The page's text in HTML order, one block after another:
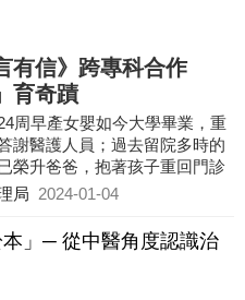
有信》跨專科合作
育奇蹟
周早產女嬰如今大學畢業，重
謝醫護人員；過去留院多時的
榮升爸爸，抱著孩子重回門診
局 2024-01-04
本」─ 從中醫角度認識治